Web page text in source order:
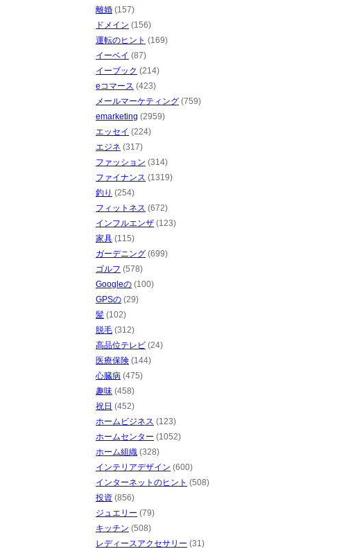
離婚 (157)
ドメイン (156)
運転のヒント (169)
イーベイ (87)
イーブック (214)
eコマース (423)
メールマーケティング (759)
emarketing (2959)
エッセイ (224)
エジネ (317)
ファッション (314)
ファイナンス (1319)
釣り (254)
フィットネス (672)
インフルエンザ (123)
家具 (115)
ガーデニング (699)
ゴルフ (578)
Googleの (100)
GPSの (29)
髪 (102)
脱毛 (312)
高品位テレビ (24)
医療保険 (144)
心臓病 (475)
趣味 (458)
祝日 (452)
ホームビジネス (123)
ホームセンター (1052)
ホーム組織 (328)
インテリアデザイン (600)
インターネットのヒント (508)
投資 (856)
ジュエリー (79)
キッチン (508)
レディースアクセサリー (31)